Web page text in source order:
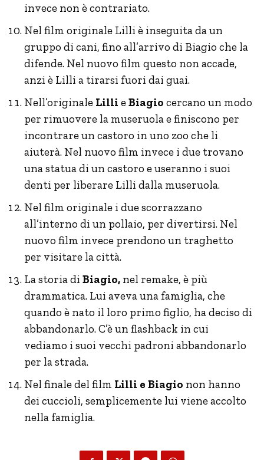
invece non è contrariato.
Nel film originale Lilli è inseguita da un
gruppo di cani, fino all’arrivo di Biagio che la
difende. Nel nuovo film questo non accade,
anzi è Lilli a tirarsi fuori dai guai.
Nell’originale Lilli eBiagio cercano un modo
per rimuovere la museruola e finiscono per
incontrare un castoro in uno zoo che li
aiuterà. Nel nuovo film invece i due trovano
una statua di un castoro e useranno i suoi
denti per liberare Lilli dalla museruola.
Nel film originale i due scorrazzano
all’interno di un pollaio, per divertirsi. Nel
nuovo film invece prendono un traghetto
per visitare la città.
La storia di Biagio, nel remake, è più
drammatica. Lui aveva una famiglia, che
quando è nato il loro primo figlio, ha deciso di
abbandonarlo. C’è un flashback in cui
vediamo i suoi vecchi padroni abbandonarlo
per la strada.
Nel finale del film Lilli e Biagio non hanno
dei cuccioli, semplicemente lui viene accolto
nella famiglia.